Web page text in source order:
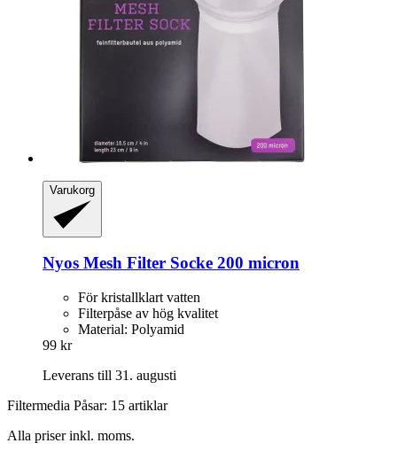
Varukorg
Nyos Mesh Filter Socke 200 micron
För kristallklart vatten
Filterpåse av hög kvalitet
Material: Polyamid
99 kr
Leverans till 31. augusti
Filtermedia Påsar: 15 artiklar
Alla priser inkl. moms.